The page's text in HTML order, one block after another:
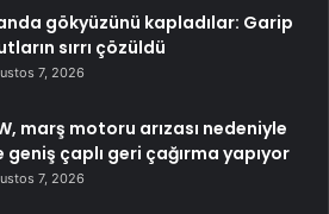
gökyüzünü kapladılar: Garip
sırrı çözüldü
7, 2026
marş motoru arızası nedeniyle
geniş çaplı geri çağırma yapıyor
7, 2026